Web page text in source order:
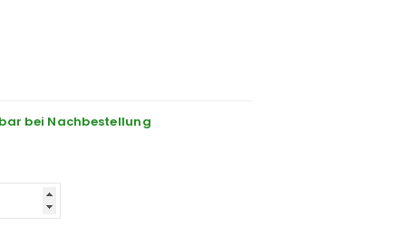
bei Nachbestellung